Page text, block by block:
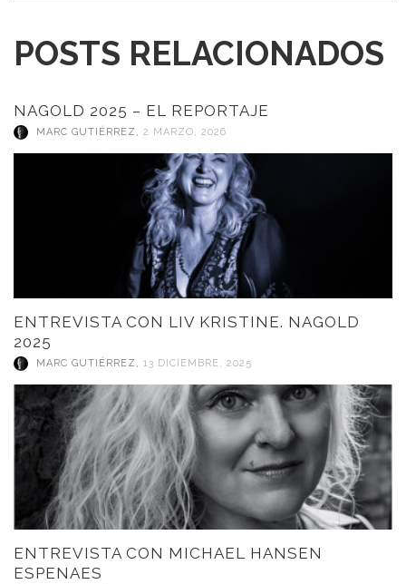
POSTS RELACIONADOS
NAGOLD 2025 – EL REPORTAJE
MARC GUTIÉRREZ , 2 MARZO, 2026
ENTREVISTA CON LIV KRISTINE. NAGOLD
2025
MARC GUTIÉRREZ , 13 DICIEMBRE, 2025
ENTREVISTA CON MICHAEL HANSEN
ESPENAES